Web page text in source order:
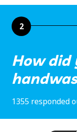
2
How did
1355 responded